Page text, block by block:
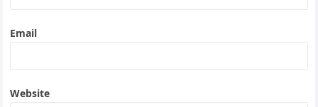
Email
Website